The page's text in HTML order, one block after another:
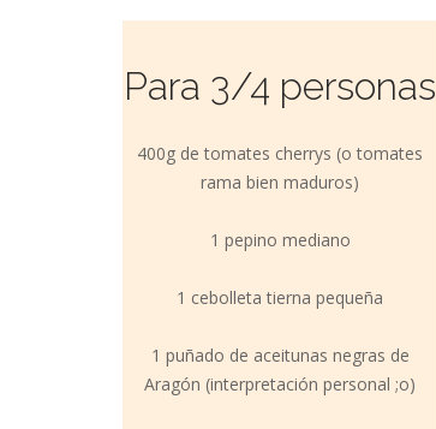
Para 3/4 personas
400g de tomates cherrys (o tomates
rama bien maduros)
1 pepino mediano
1 cebolleta tierna pequeña
1 puñado de aceitunas negras de
Aragón (interpretación personal ;o)